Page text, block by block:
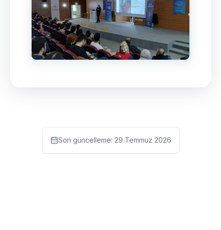
Son güncelleme: 29 Temmuz 2026